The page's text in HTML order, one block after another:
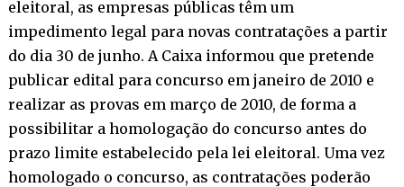
eleitoral, as empresas públicas têm um
impedimento legal para novas contratações a partir
do dia 30 de junho. A Caixa informou que pretende
publicar edital para concurso em janeiro de 2010 e
realizar as provas em março de 2010, de forma a
possibilitar a homologação do concurso antes do
prazo limite estabelecido pela lei eleitoral. Uma vez
homologado o concurso, as contratações poderão